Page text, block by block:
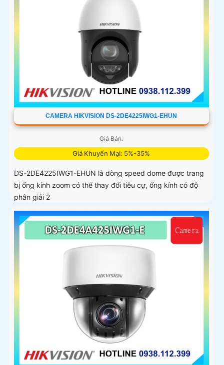
CAMERA HIKVISION DS-2DE4225IWG1-EHUN
Giá Bán:
Giá Khuyến Mại: 5%-35%
DS-2DE4225IWG1-EHUN là dòng speed dome được trang
bị ống kính zoom có thể thay đổi tiêu cự, ống kính có độ
phân giải 2